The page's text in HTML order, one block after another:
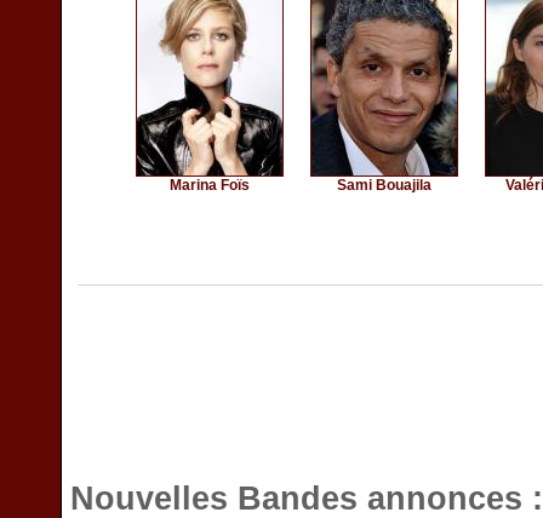
Marina Foïs Sami Bouajila
Nouvelles Bandes annonces